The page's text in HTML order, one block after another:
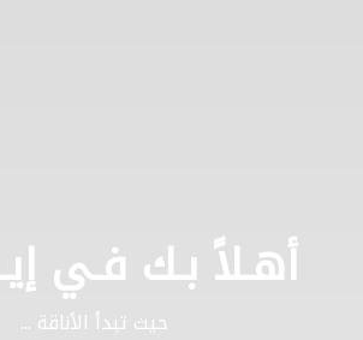
أهـلاً بـك فـي
حيث تبدأ الأناقة ...